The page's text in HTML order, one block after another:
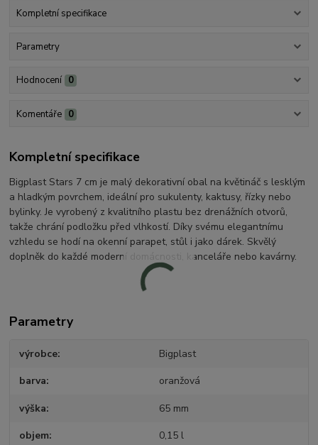
Kompletní specifikace
Parametry
Hodnocení 0
Komentáře 0
Kompletní specifikace
Bigplast Stars 7 cm je malý dekorativní obal na květináč s lesklým
a hladkým povrchem, ideální pro sukulenty, kaktusy, řízky nebo
bylinky. Je vyrobený z kvalitního plastu bez drenážních otvorů,
takže chrání podložku před vlhkostí. Díky svému elegantnímu
vzhledu se hodí na okenní parapet, stůl i jako dárek. Skvělý
doplněk do každé moderní domácnosti, kanceláře nebo kavárny.
Parametry
výrobce Bigplast
barva oranžová
výška 65 mm
objem 0,15 l